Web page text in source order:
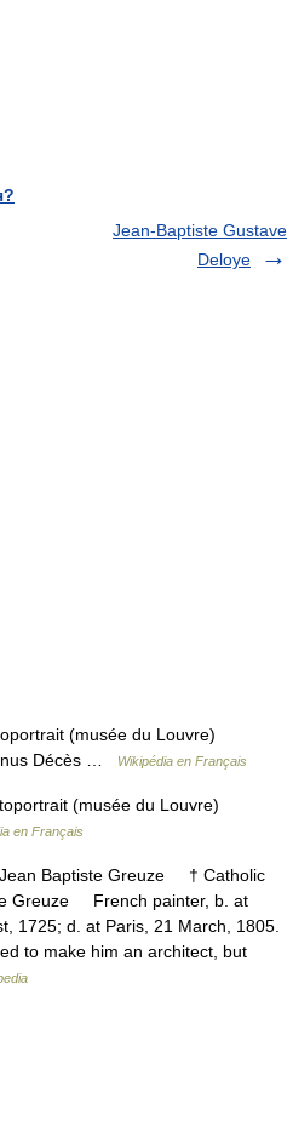
Jean-Baptiste Gustave
Deloye
(musée du Louvre)
Décès …
Wikipédia en Français
(musée du Louvre)
en Français
Baptiste Greuze † Catholic
Greuze French painter, b. at
1725; d. at Paris, 21 March, 1805.
to make him an architect, but